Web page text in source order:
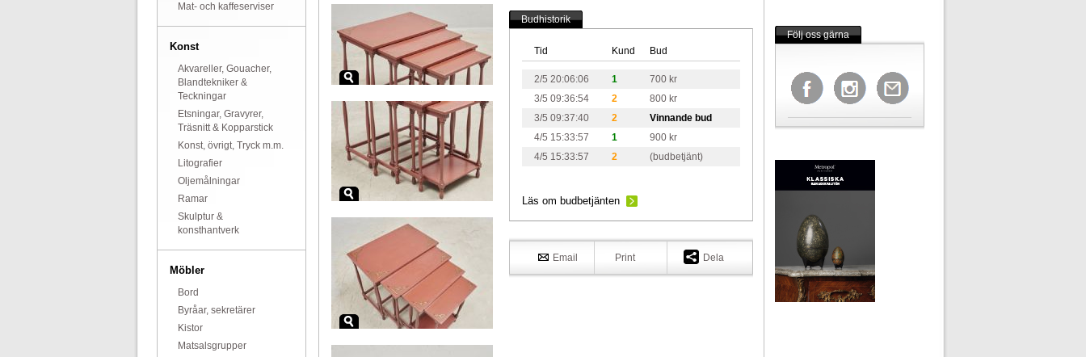
Mat- och kaffeserviser
Konst
Akvareller, Gouacher,
Blandtekniker &
Teckningar
Etsningar, Gravyrer,
Träsnitt & Kopparstick
Konst, övrigt, Tryck m.m.
Litografier
Oljemålningar
Ramar
Skulptur &
konsthantverk
Möbler
Bord
Byråar, sekretärer
Kistor
Matsalsgrupper
Budhistorik
Tid Kund Bud
2/5 20:06:06 1
700 kr
3/5 09:36:54
2
800 kr
3/5 09:37:40
2
Vinnande bud
4/5 15:33:57
1
900 kr
4/5 15:33:57
2 (budbetjänt)
Läs om budbetjänten
Email Print Dela
Följ oss gärna